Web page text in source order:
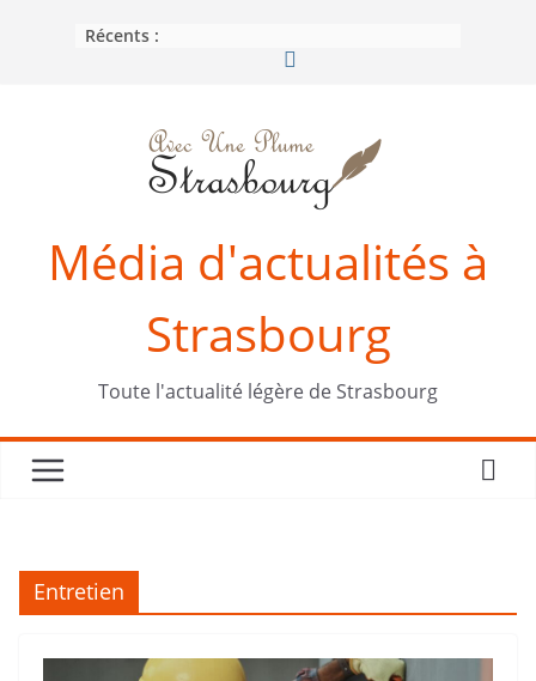
Récents :
Média d'actualités à
Strasbourg
Toute l'actualité légère de Strasbourg
Entretien